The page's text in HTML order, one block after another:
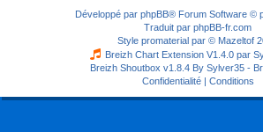
Développé par phpBB® Forum Software ©
Traduit par phpBB-fr.com
Style promaterial par © Mazeltof
Breizh Chart Extension V1.4.0 par
Breizh Shoutbox v1.8.4 By Sylver35 -
Confidentialité| Conditions